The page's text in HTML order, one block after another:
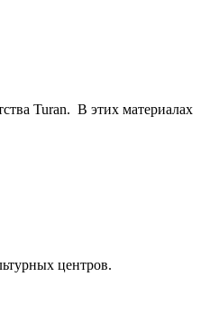
Turan. В этих материалах
центров.